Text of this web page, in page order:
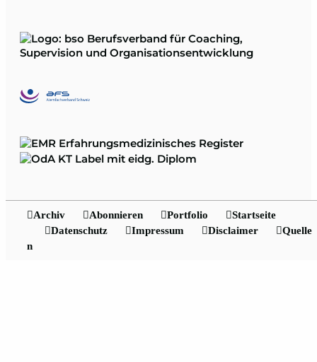
Archiv Abonnieren Portfolio
Startseite
Datenschutz
Impressum Disclaimer
Quelle
n